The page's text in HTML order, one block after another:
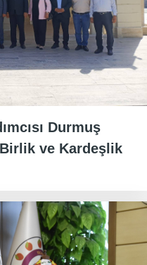
Durmuş
Birlik ve Kardeşlik